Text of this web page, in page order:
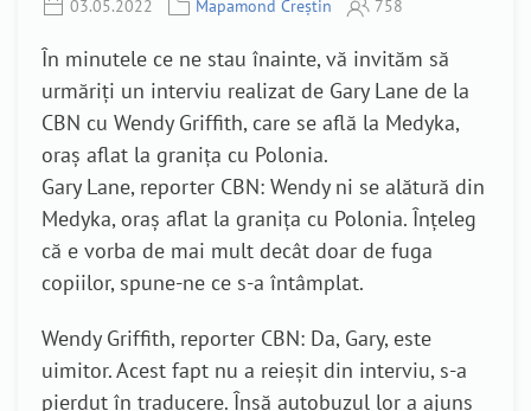
03.05.2022 Mapamond Creștin 758
În minutele ce ne stau înainte, vă invităm să
urmăriți un interviu realizat de Gary Lane de la
CBN cu Wendy Griffith, care se află la Medyka,
oraș aflat la granița cu Polonia.
Gary Lane, reporter CBN: Wendy ni se alătură din
Medyka, oraș aflat la granița cu Polonia. Înțeleg
că e vorba de mai mult decât doar de fuga
copiilor, spune-ne ce s-a întâmplat.
Wendy Griffith, reporter CBN: Da, Gary, este
uimitor. Acest fapt nu a reieșit din interviu, s-a
pierdut în traducere. Însă autobuzul lor a ajuns